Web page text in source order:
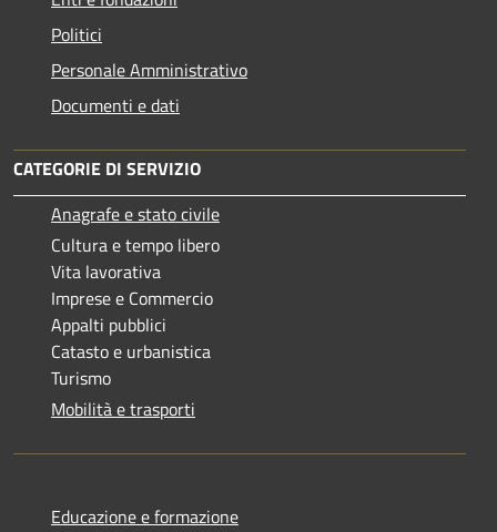
Politici
Personale Amministrativo
Documenti e dati
CATEGORIE DI SERVIZIO
Anagrafe e stato civile
Cultura e tempo libero
Vita lavorativa
Imprese e Commercio
Appalti pubblici
Catasto e urbanistica
Turismo
Mobilità e trasporti
Educazione e formazione